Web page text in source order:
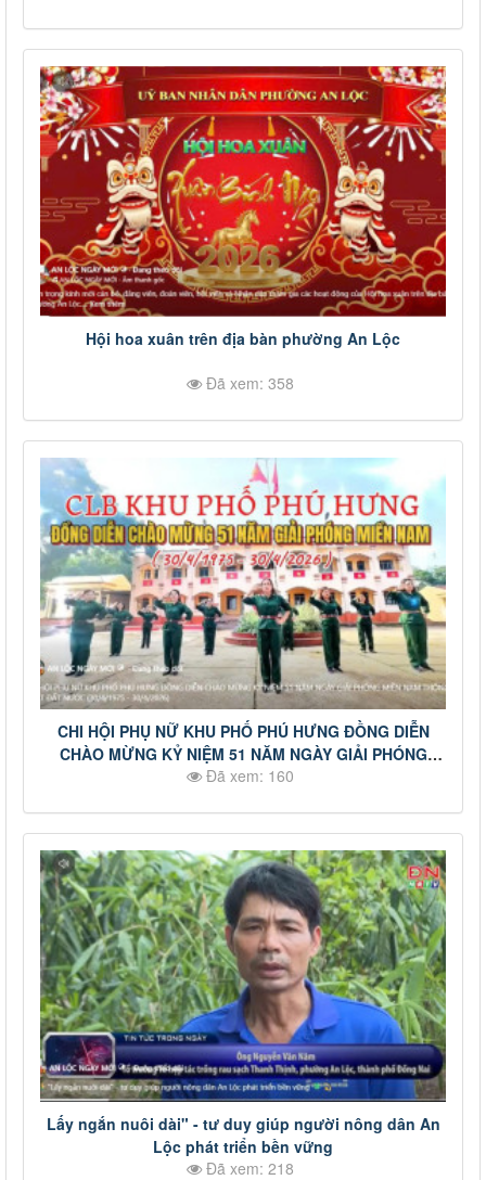
Hội hoa xuân trên địa bàn phường An Lộc
Đã xem: 358
CHI HỘI PHỤ NỮ KHU PHỐ PHÚ HƯNG ĐỒNG DIỄN
CHÀO MỪNG KỶ NIỆM 51 NĂM NGÀY GIẢI PHÓNG
MIỀN NAM THỐNG NHẤT ĐẤT NƯỚC (30/4/1975 -
Đã xem: 160
Lấy ngắn nuôi dài" - tư duy giúp người nông dân An
Lộc phát triển bền vững
Đã xem: 218